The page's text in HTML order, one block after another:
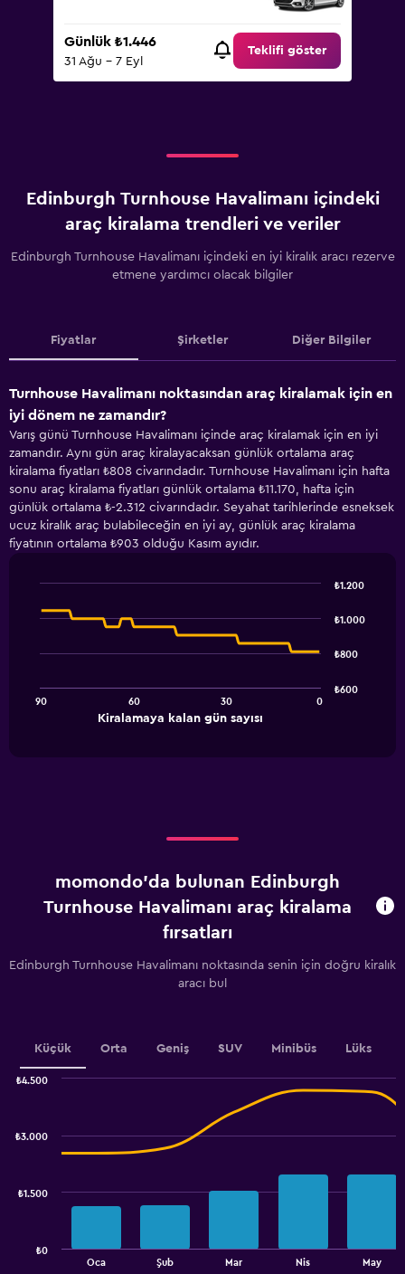
Günlük ₺1.446
31 Ağu - 7 Eyl
Teklifi göster
Edinburgh Turnhouse Havalimanı içindeki
araç kiralama trendleri ve veriler
Edinburgh Turnhouse Havalimanı içindeki en iyi kiralık aracı rezerve
etmene yardımcı olacak bilgiler
Fiyatlar Şirketler Diğer Bilgiler
Turnhouse Havalimanı noktasından araç kiralamak için en
iyi dönem ne zamandır?
Varış günü Turnhouse Havalimanı içinde araç kiralamak için en iyi
zamandır. Aynı gün araç kiralayacaksan günlük ortalama araç
kiralama fiyatları ₺808 civarındadır. Turnhouse Havalimanı için hafta
sonu araç kiralama fiyatları günlük ortalama ₺11.170, hafta için
günlük ortalama ₺-2.312 civarındadır. Seyahat tarihlerinde esneksek
ucuz kiralık araç bulabileceğin en iyi ay, günlük araç kiralama
fiyatının ortalama ₺903 olduğu Kasım ayıdır.
chart
The
sayısı.
Range:
chart
displaying
values.
Range:
1200.
graphic.
Kiralamaya kalan gün sayısı
90 60 30 0
₺600
₺800
₺1.000
₺1.200
momondo'da bulunan Edinburgh
Turnhouse Havalimanı araç kiralama
fırsatları
Edinburgh Turnhouse Havalimanı noktasında senin için doğru kiralık
aracı bul
Küçük Orta Geniş SUV Minibüs Lüks
Oca Şub Mar Nis May
₺0
₺1.500
₺3.000
₺4.500